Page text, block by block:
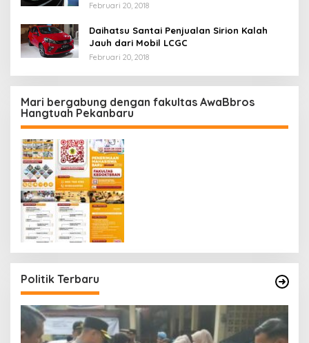
Februari 20, 2018
Daihatsu Santai Penjualan Sirion Kalah
Jauh dari Mobil LCGC
Februari 20, 2018
Mari bergabung dengan fakultas AwaBbros
Hangtuah Pekanbaru
Politik Terbaru